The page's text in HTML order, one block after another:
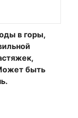
в горы,
быть